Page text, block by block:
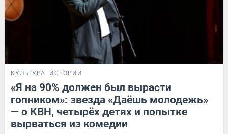
КУЛЬТУРА ИСТОРИИ
«Я на 90% должен был вырасти
гопником»: звезда «Даёшь молодежь»
— о КВН, четырёх детях и попытке
вырваться из комедии